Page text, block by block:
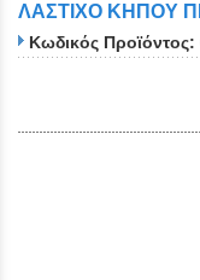
ΛΑΣΤΙΧΟ ΚΗΠΟΥ
Κωδικός Προϊόντος: